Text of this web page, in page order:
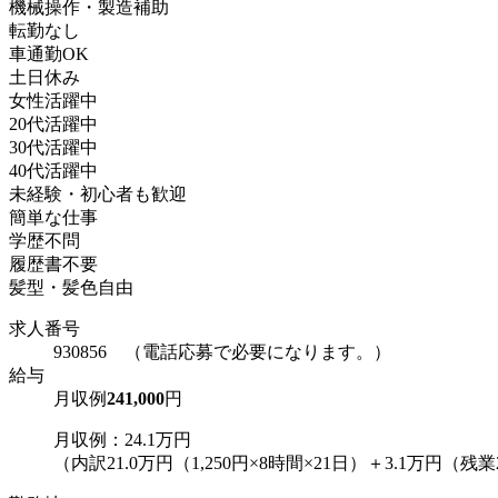
機械操作・製造補助
転勤なし
車通勤OK
土日休み
女性活躍中
20代活躍中
30代活躍中
40代活躍中
未経験・初心者も歓迎
簡単な仕事
学歴不問
履歴書不要
髪型・髪色自由
求人番号
930856 （電話応募で必要になります。）
給与
月収例241,000円
月収例：24.1万円
（内訳21.0万円（1,250円×8時間×21日）＋3.1万円（残業